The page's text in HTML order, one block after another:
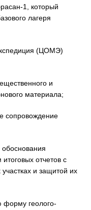
1, который
лагеря
(ЦОМЭ)
и
материала;
сопровождение
обоснования
отчетов с
и защитой их
форму геолого-